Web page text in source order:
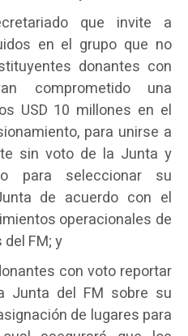
que invite a
en el grupo que no
donantes con
comprometido una
USD 10 millones en el
para unirse a
sin voto de la Junta y
para seleccionar su
de acuerdo con el
operacionales de
FM; y
con voto reportar
Junta del FM sobre su
de lugares para